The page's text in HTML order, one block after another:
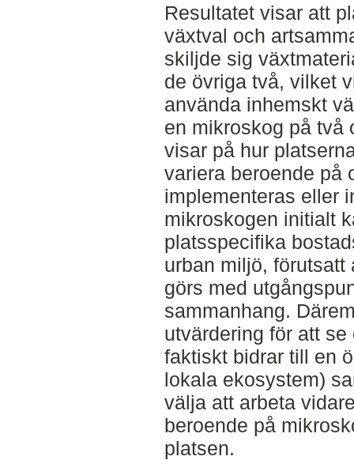
Resultatet visar att
växtval och
skiljde sig
de övriga två, vilket
använda inhemskt
en mikroskog på två
visar på hur
variera beroende på
implementeras eller
mikroskogen initialt
platsspecifika
urban miljö,
görs med
sammanhang.
utvärdering för att
faktiskt bidrar till en
lokala ekosystem)
välja att arbeta
beroende på
platsen.